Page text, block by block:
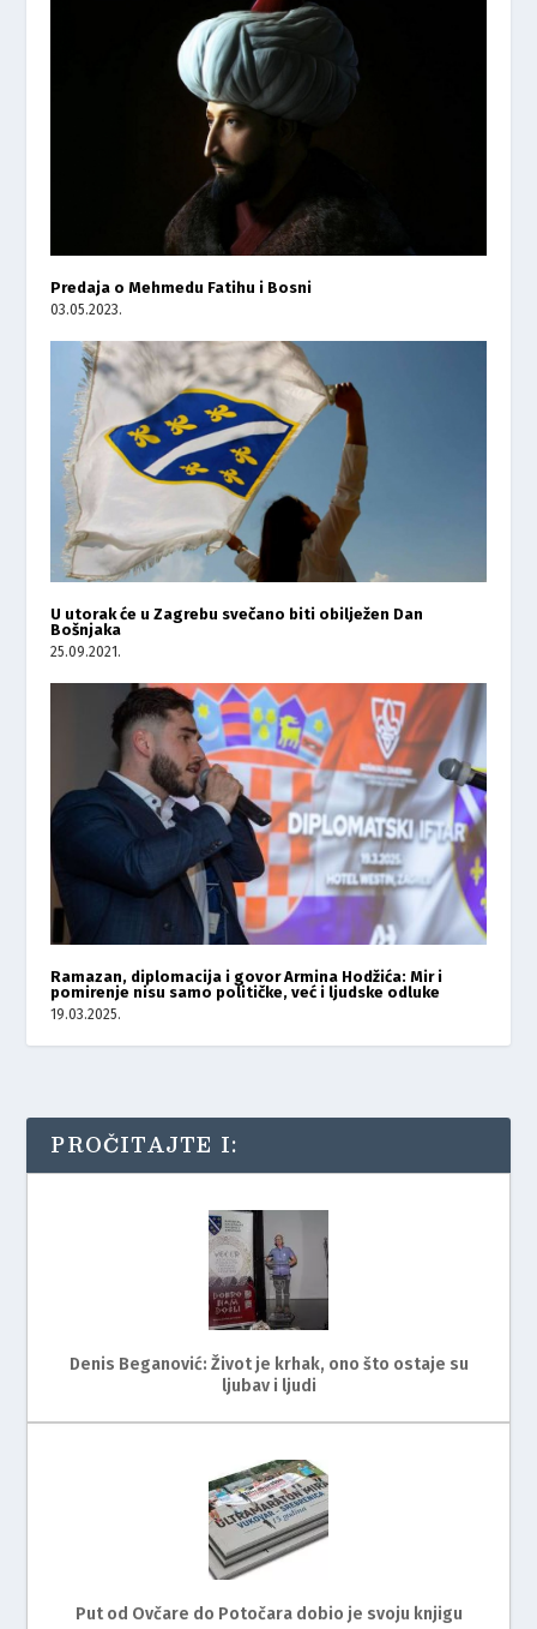
Predaja o Mehmedu Fatihu i Bosni
03.05.2023.
U utorak će u Zagrebu svečano biti obilježen Dan
Bošnjaka
25.09.2021.
Ramazan, diplomacija i govor Armina Hodžića: Mir i
pomirenje nisu samo političke, već i ljudske odluke
19.03.2025.
PROČITAJTE I:
Denis Beganović: Život je krhak, ono što ostaje su
ljubav i ljudi
Put od Ovčare do Potočara dobio je svoju knjigu